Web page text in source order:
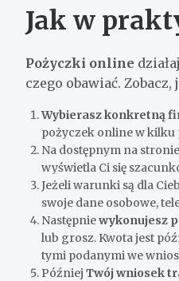
Jak w
Pożyczki online
czego obawiać.
Wybierasz konkretną
pożyczek online w kilku
Na dostępnym na
wyświetla Ci się
Jeżeli warunki są dla
swoje dane osobowe,
Następniewykonujesz
lub grosz. Kwota jest
tymi podanymi we
Później Twój wniosek